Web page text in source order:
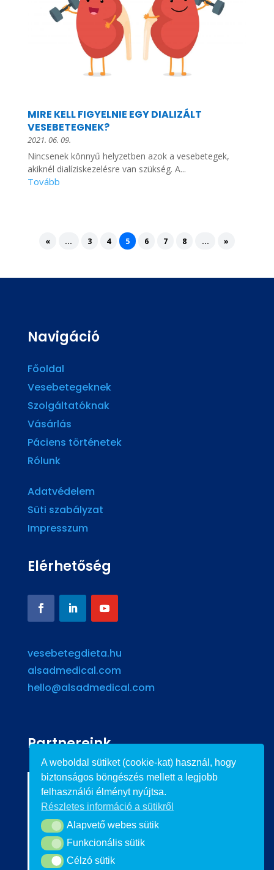
MIRE KELL FIGYELNIE EGY DIALIZÁLT
VESEBETEGNEK?
2021. 06. 09.
Nincsenek könnyű helyzetben azok a vesebetegek,
akiknél dialíziskezelésre van szükség. A...
« ... 3 4 5 6 7 8 ... »
Navigáció
Főoldal
Vesebetegeknek
Szolgáltatóknak
Vásárlás
Páciens történetek
Rólunk
Adatvédelem
Süti szabályzat
Impresszum
Elérhetőség
vesebetegdieta.hu
alsadmedical.com
hello@alsadmedical.com
Partnereink
A weboldal sütiket (cookie-kat) használ, hogy
biztonságos böngészés mellett a legjobb
felhasználói élményt nyújtsa.
Részletes információ a sütikről
Alapvető webes sütik
Alapvető webes sütik
Funkcionális sütik
Funkcionális sütik
Célzó sütikCélzó sütik